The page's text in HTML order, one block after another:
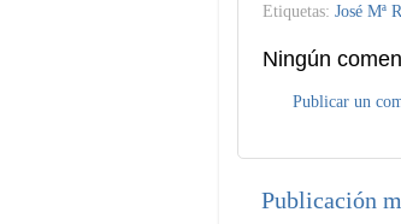
Etiquetas: José Mª
Ningún
Publicar un
Publicación